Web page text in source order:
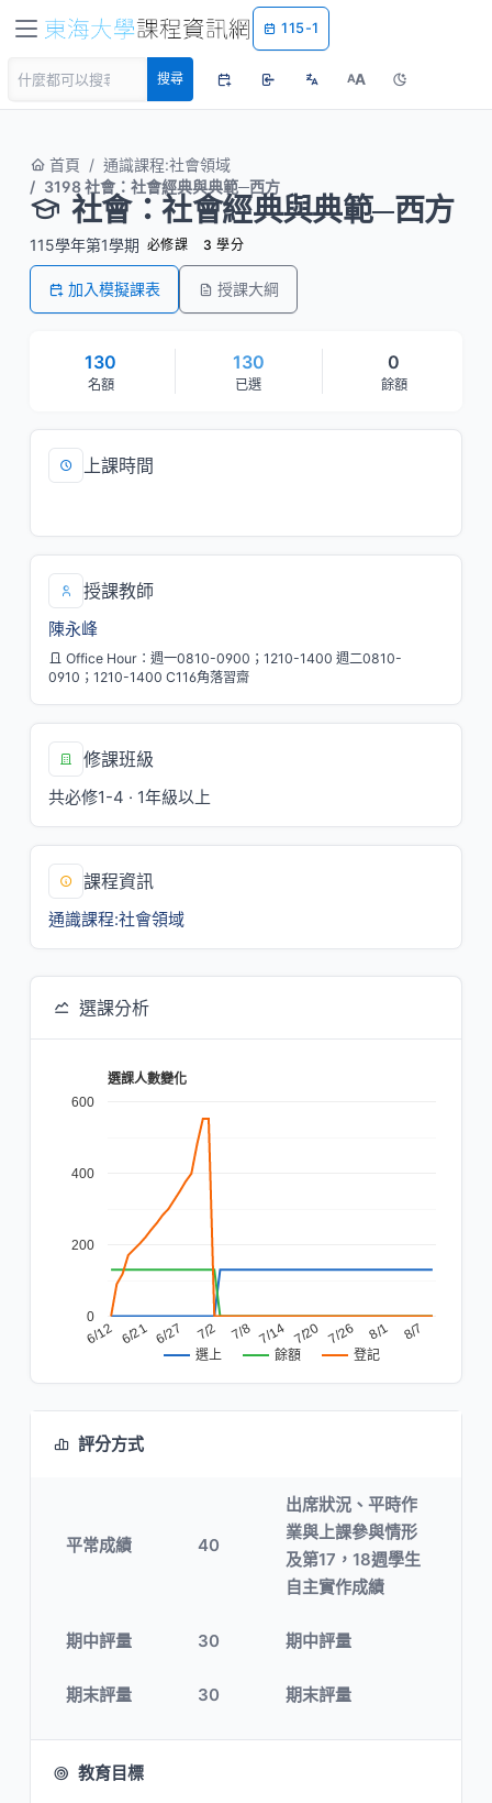
115-1
搜尋 AA
首頁
通識課程:社會領域
3198 社會：社會經典與典範─西方
社會：社會經典與典範─西方
115學年第1學期 必修課 3 學分
加入模擬課表 授課大綱
130
名額
130
已選
0
餘額
上課時間
授課教師
陳永峰
Office Hour：週一0810-0900；1210-1400 週二0810-
0910；1210-1400 C116角落習齋
修課班級
共必修1-4 · 1年級以上
課程資訊
通識課程:社會領域
選課分析
選課人數變化
選上 餘額 登記
6/12 6/21 6/27 7/2 7/8 7/14 7/20 7/26 8/1 8/7
0
200
400
600
評分方式
平常成績 40
出席狀況、平時作
業與上課參與情形
及第17，18週學生
自主實作成績
期中評量 30 期中評量
期末評量 30 期末評量
教育目標